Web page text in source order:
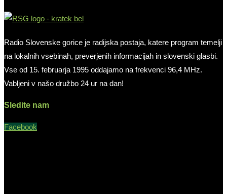
Radio Slovenske gorice je radijska postaja, katere program temelji
na lokalnih vsebinah, preverjenih informacijah in slovenski glasbi.
Vse od 15. februarja 1995 oddajamo na frekvenci 96,4 MHz.
Vabljeni v našo družbo 24 ur na dan!
Sledite nam
Facebook